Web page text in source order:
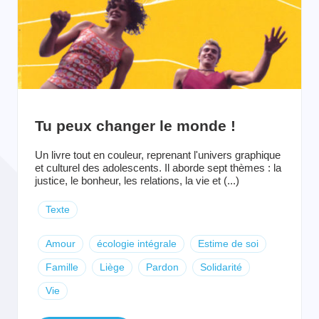
Tu peux changer le monde !
Un livre tout en couleur, reprenant l'univers graphique
et culturel des adolescents. Il aborde sept thèmes : la
justice, le bonheur, les relations, la vie et (...)
Texte
Amour écologie intégrale Estime de soi
Famille Liège Pardon Solidarité
Vie